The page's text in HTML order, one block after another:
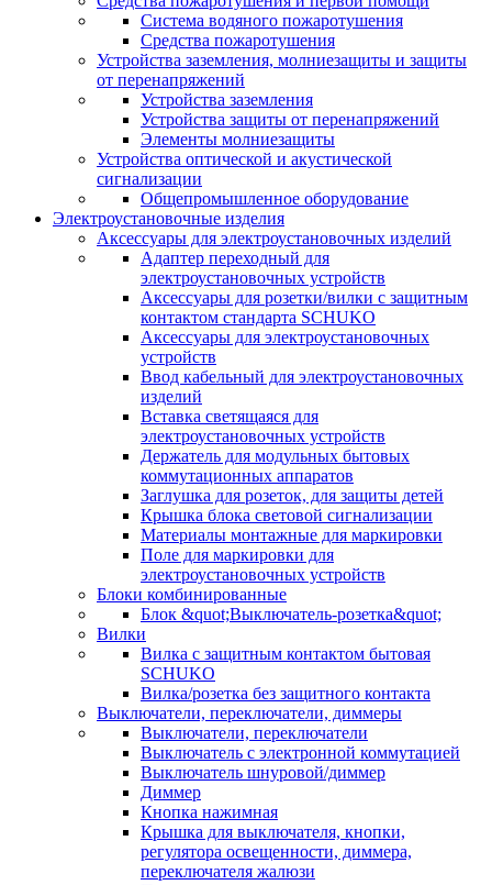
Система водяного пожаротушения
Средства пожаротушения
Устройства заземления, молниезащиты и защиты
от перенапряжений
Устройства заземления
Устройства защиты от перенапряжений
Элементы молниезащиты
Устройства оптической и акустической
сигнализации
Общепромышленное оборудование
Электроустановочные изделия
Аксессуары для электроустановочных изделий
Адаптер переходный для
электроустановочных устройств
Аксессуары для розетки/вилки с защитным
контактом стандарта SCHUKO
Аксессуары для электроустановочных
устройств
Ввод кабельный для электроустановочных
изделий
Вставка светящаяся для
электроустановочных устройств
Держатель для модульных бытовых
коммутационных аппаратов
Заглушка для розеток, для защиты детей
Крышка блока световой сигнализации
Материалы монтажные для маркировки
Поле для маркировки для
электроустановочных устройств
Блоки комбинированные
Блок &quot;Выключатель-розетка&quot;
Вилки
Вилка с защитным контактом бытовая
SCHUKO
Вилка/розетка без защитного контакта
Выключатели, переключатели, диммеры
Выключатели, переключатели
Выключатель с электронной коммутацией
Выключатель шнуровой/диммер
Диммер
Кнопка нажимная
Крышка для выключателя, кнопки,
регулятора освещенности, диммера,
переключателя жалюзи